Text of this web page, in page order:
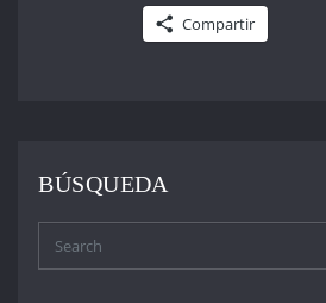
Compartir
BÚSQUEDA